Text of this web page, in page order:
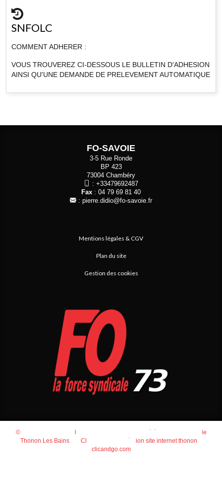
SNFOLC
COMMENT ADHERER :
VOUS TROUVEREZ CI-DESSOUS LE BULLETIN D'ADHESION
AINSI QU'UNE DEMANDE DE PRELEVEMENT AUTOMATIQUE
FO-SAVOIE
3-5 Rue Ronde
BP 423
73004 Chambéry
: +33479692487
Fax : 04 79 69 81 40
: pierre.didio@fo-savoie.fr
Mentions légales & CGV
Plan du site
Gestion des cookies
© 2026 Agence Web Thonon Les Bains
Référencement Google
Thonon Les Bains
Clic And Go
création site internet thonon
clicandgo.com